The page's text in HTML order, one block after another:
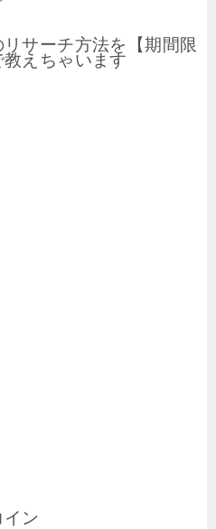
サーチ方法を【期間限
えちゃいます
ン